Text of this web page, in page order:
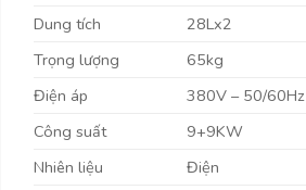
Dung tích
28Lx2
Trọng lượng
65kg
Điện áp
380V – 50/60Hz
Công suất
9+9KW
Nhiên liệu
Điện